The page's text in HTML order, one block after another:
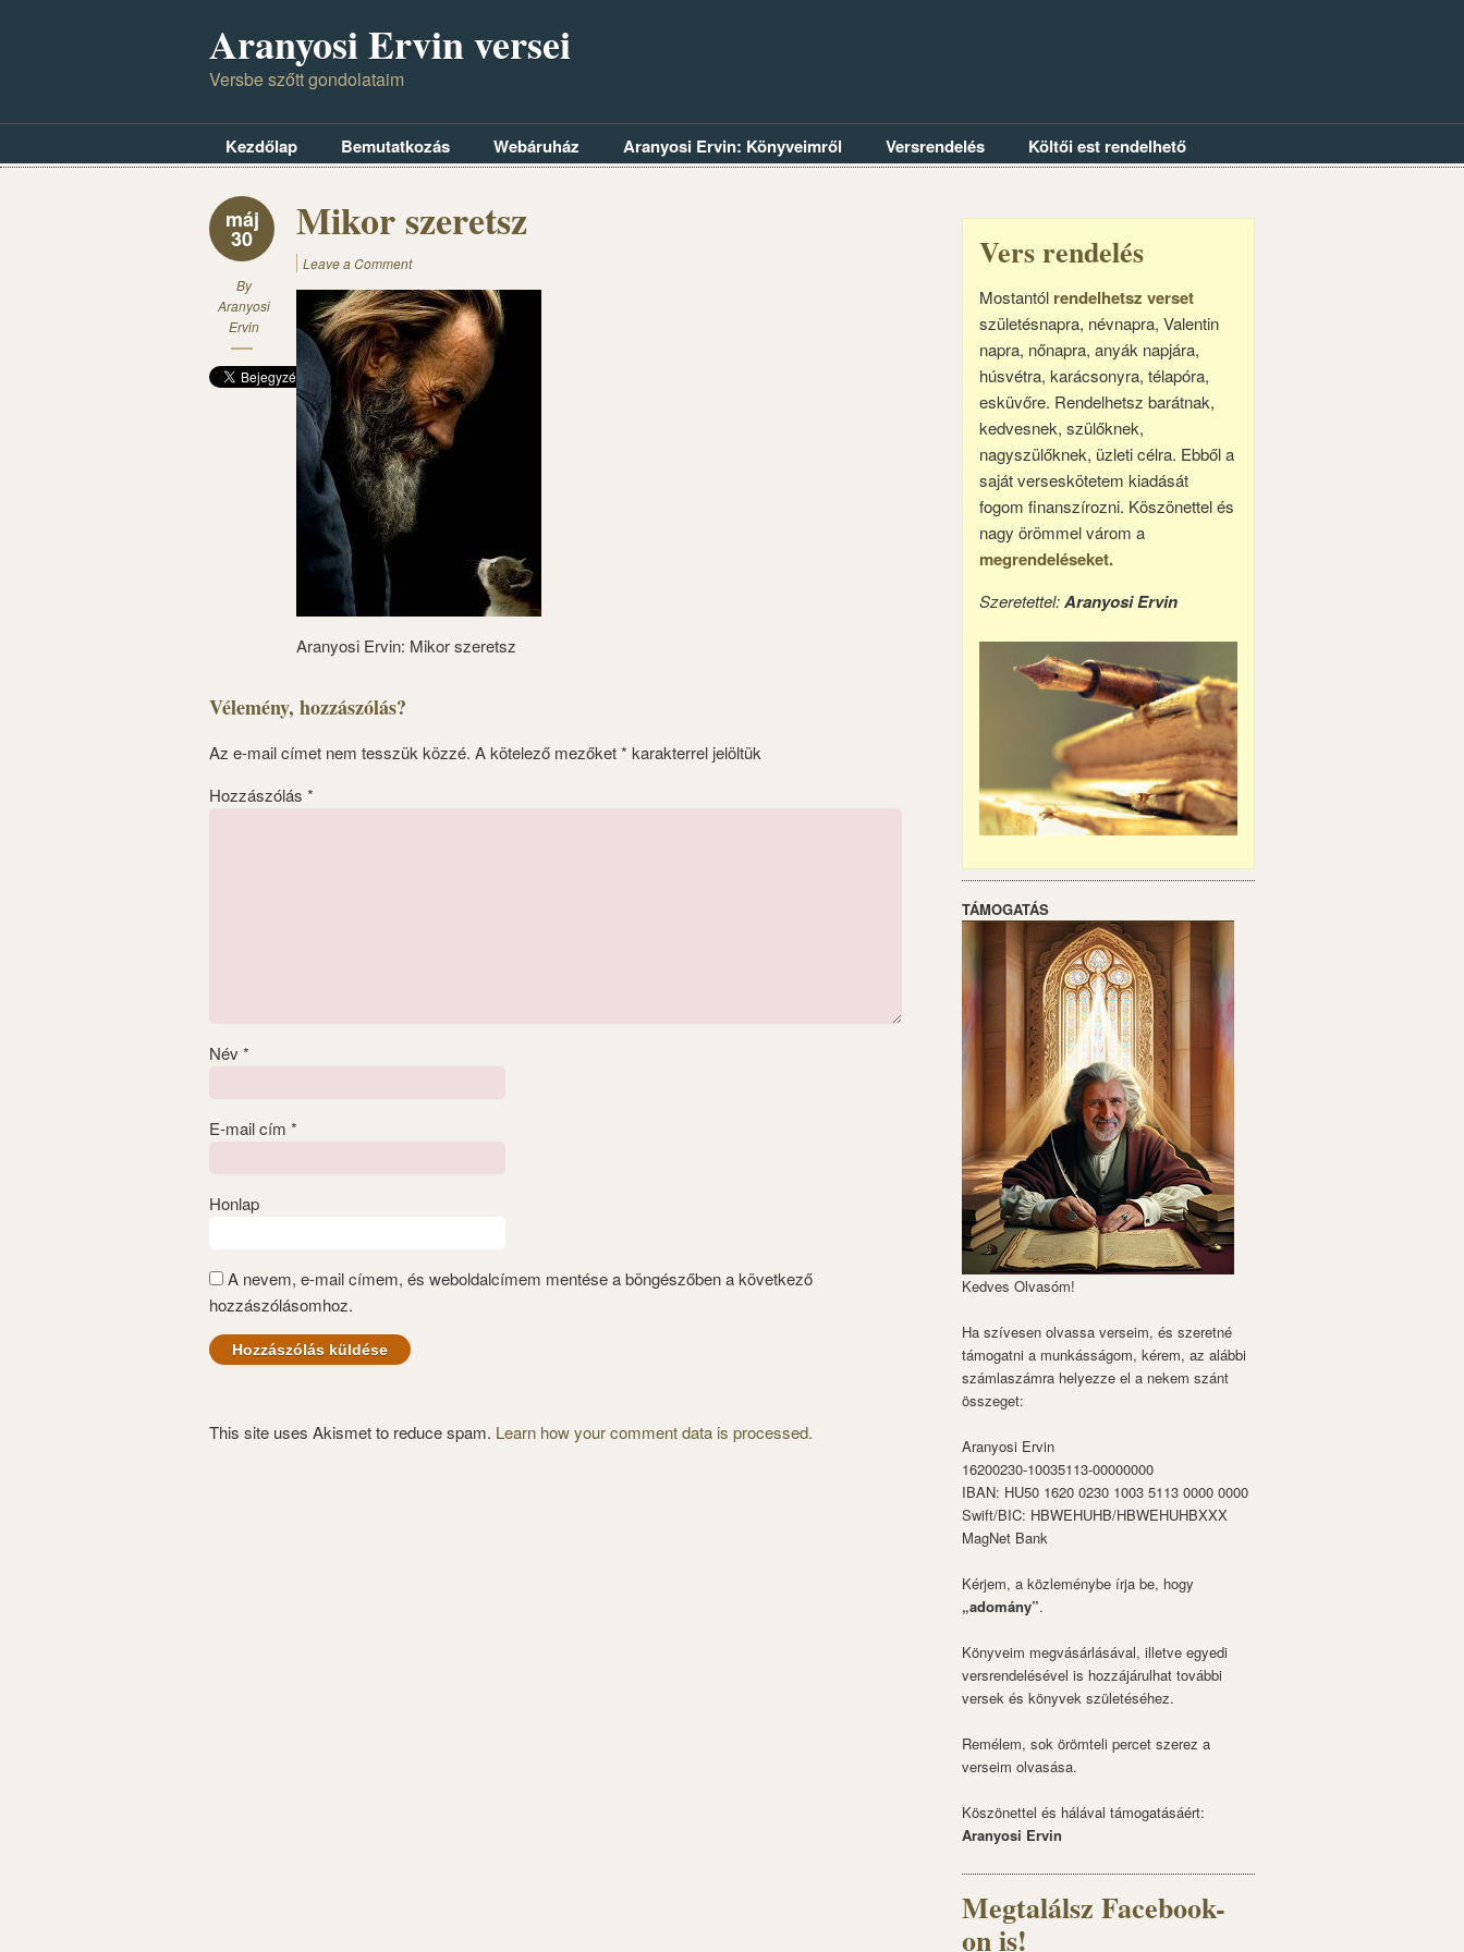
Aranyosi Ervin versei
Versbe szőtt gondolataim
Kezdőlap Bemutatkozás Webáruház Aranyosi Ervin: Könyveimről Versrendelés Költői est rendelhető
máj
30
By
Aranyosi
Ervin
Mikor szeretsz
Leave a Comment
Aranyosi Ervin: Mikor szeretsz
Vélemény, hozzászólás?
Az e-mail címet nem tesszük közzé. A kötelező mezőket* karakterrel jelöltük
Hozzászólás *
Név *
E-mail cím *
Honlap
A nevem, e-mail címem, és weboldalcímem mentése a böngészőben a következő
hozzászólásomhoz.
This site uses Akismet to reduce spam. Learn how your comment data is processed.
Vers rendelés
Mostantól rendelhetsz verset
születésnapra, névnapra, Valentin
napra, nőnapra, anyák napjára,
húsvétra, karácsonyra, télapóra,
esküvőre. Rendelhetsz barátnak,
kedvesnek, szülőknek,
nagyszülőknek, üzleti célra. Ebből a
saját verseskötetem kiadását
fogom finanszírozni. Köszönettel és
nagy örömmel várom a
megrendeléseket.
Szeretettel:Aranyosi Ervin
TÁMOGATÁS
Kedves Olvasóm!
Ha szívesen olvassa verseim, és szeretné
támogatni a munkásságom, kérem, az alábbi
számlaszámra helyezze el a nekem szánt
összeget:
Aranyosi Ervin
16200230-10035113-00000000
IBAN: HU50 1620 0230 1003 5113 0000 0000
Swift/BIC: HBWEHUHB/HBWEHUHBXXX
MagNet Bank
Kérjem, a közleménybe írja be, hogy
„adomány”.
Könyveim megvásárlásával, illetve egyedi
versrendelésével is hozzájárulhat további
versek és könyvek születéséhez.
Remélem, sok örömteli percet szerez a
verseim olvasása.
Köszönettel és hálával támogatásáért:
Aranyosi Ervin
Megtalálsz Facebook-
on is!